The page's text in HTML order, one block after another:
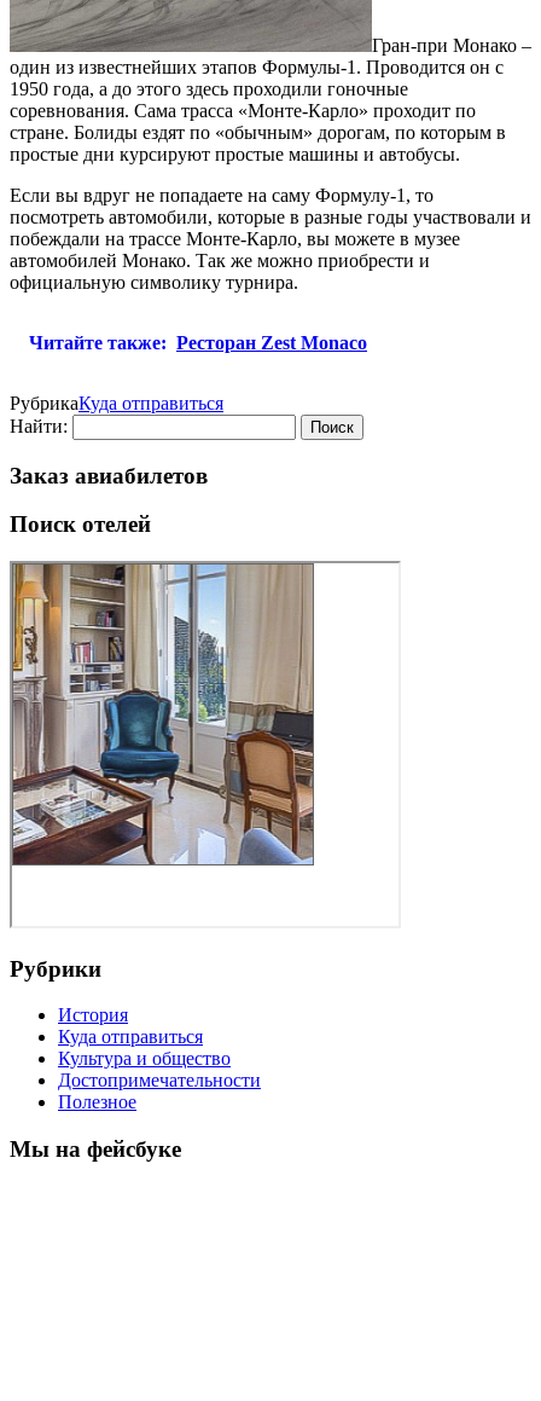
Гран-при Монако –
один из известнейших этапов Формулы-1. Проводится он с
1950 года, а до этого здесь проходили гоночные
соревнования. Сама трасса «Монте-Карло» проходит по
стране. Болиды ездят по «обычным» дорогам, по которым в
простые дни курсируют простые машины и автобусы.
Если вы вдруг не попадаете на саму Формулу-1, то
посмотреть автомобили, которые в разные годы участвовали и
побеждали на трассе Монте-Карло, вы можете в музее
автомобилей Монако. Так же можно приобрести и
официальную символику турнира.
Читайте также: Ресторан Zest Monaco
РубрикаКуда отправиться
Найти:
Заказ авиабилетов
Поиск отелей
Рубрики
История
Куда отправиться
Культура и общество
Достопримечательности
Полезное
Мы на фейсбуке